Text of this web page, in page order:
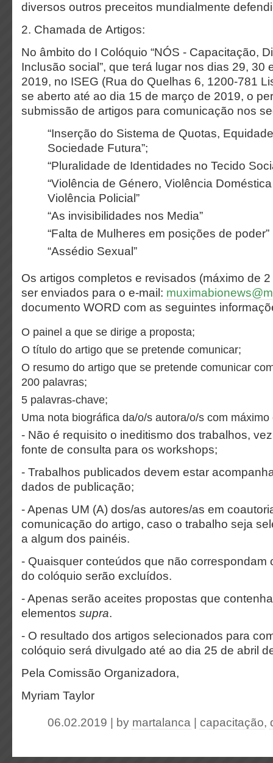
diversos outros preceitos mundialmente
2. Chamada de Artigos:
No âmbito do I Colóquio “NÓS - Capacitação,
Inclusão social”, que terá lugar nos dias 29, 30
2019, no ISEG (Rua do Quelhas 6, 1200-781
se aberto até ao dia 15 de março de 2019, o
submissão de artigos para comunicação nos
“Inserção do Sistema de Quotas,
Sociedade Futura”;
“Pluralidade de Identidades no Tecido
“Violência de Género, Violência
Violência Policial”
“As invisibilidades nos Media”
“Falta de Mulheres em posições de poder”
“Assédio Sexual”
Os artigos completos e revisados (máximo de
ser enviados para o e-mail:
documento WORD com as seguintes
O painel a que se dirige a proposta;
O título do artigo que se pretende comunicar;
O resumo do artigo que se pretende comunicar
200 palavras;
5 palavras-chave;
Uma nota biográfica da/o/s autora/o/s com
- Não é requisito o ineditismo dos trabalhos,
fonte de consulta para os workshops;
- Trabalhos publicados devem estar
dados de publicação;
- Apenas UM (A) dos/as autores/as em
comunicação do artigo, caso o trabalho seja
a algum dos painéis.
- Quaisquer conteúdos que não correspondam
do colóquio serão excluídos.
- Apenas serão aceites propostas que
elementos supra.
- O resultado dos artigos selecionados para
colóquio será divulgado até ao dia 25 de abril
Pela Comissão Organizadora,
Myriam Taylor
06.02.2019 | by martalanca | capacitação,